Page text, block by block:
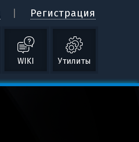
Регистрация
WIKI Утилиты